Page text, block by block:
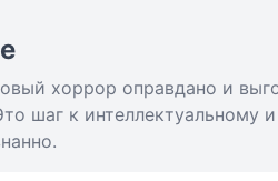
хоррор оправдано и
шаг к интеллектуальному